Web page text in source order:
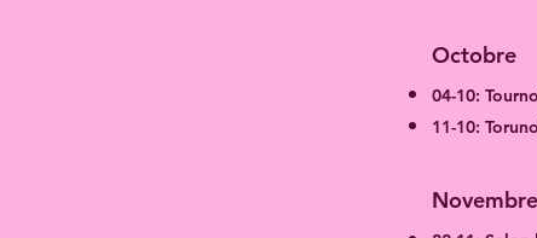
Octobre
04-10:
11-10:
Novembre